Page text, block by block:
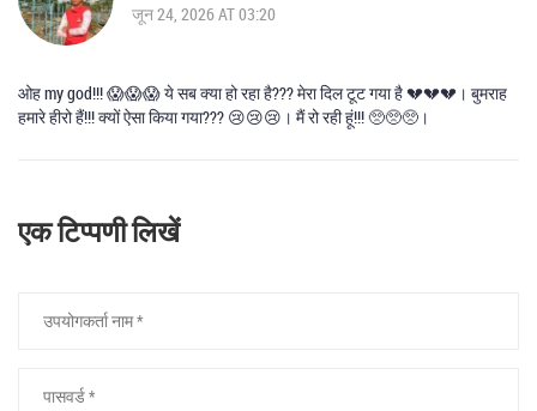
जून 24, 2026 AT 03:20
ओह my god!!! 😱😱😱 ये सब क्या हो रहा है??? मेरा दिल टूट गया है 💔💔💔। बुमराह
हमारे हीरो हैं!!! क्यों ऐसा किया गया??? 😢😢😢। मैं रो रही हूं!!! 🥺🥺🥺।
एक टिप्पणी लिखें